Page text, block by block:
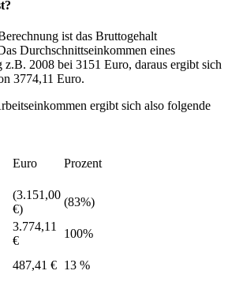
ist das Bruttogehalt
Durchschnittseinkommen eines
z.B. 2008 bei 3151 Euro, daraus ergibt sich
3774,11 Euro.
ergibt sich also folgende
Euro Prozent
(3.151,00
€)
(83%)
3.774,11
€
100%
487,41 € 13 %